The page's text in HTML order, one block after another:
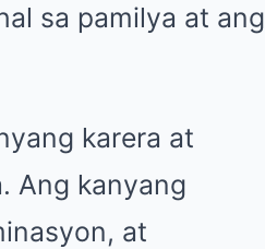
sa pamilya at ang
karera at
Ang kanyang
at